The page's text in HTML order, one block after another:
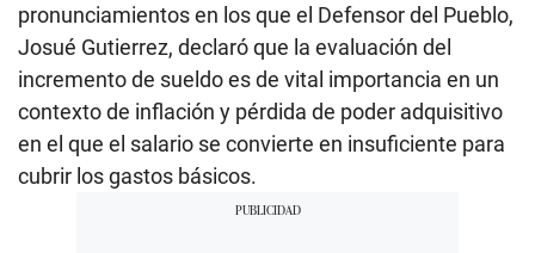
pronunciamientos en los que el Defensor del Pueblo,
Josué Gutierrez, declaró que la evaluación del
incremento de sueldo es de vital importancia en un
contexto de inflación y pérdida de poder adquisitivo
en el que el salario se convierte en insuficiente para
cubrir los gastos básicos.